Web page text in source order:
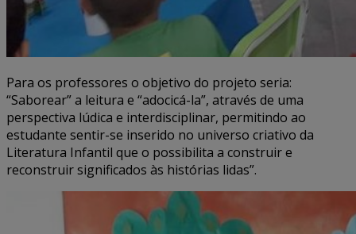
Para os professores o objetivo do projeto seria:
“Saborear” a leitura e “adocicá-la”, através de uma
perspectiva lúdica e interdisciplinar, permitindo ao
estudante sentir-se inserido no universo criativo da
Literatura Infantil que o possibilita a construir e
reconstruir significados às histórias lidas”.